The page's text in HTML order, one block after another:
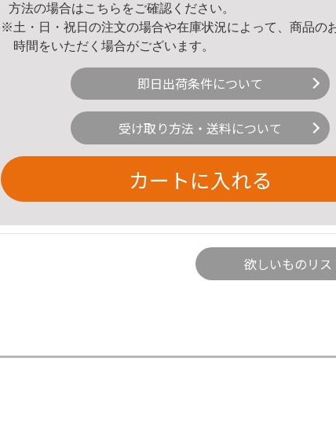
方法の場合はこちら をご確認ください。
※土・日・祝日の注文の場合や在庫状況によって、商品の
時間をいただく場合がございます。
即日出荷条件について
受け取り方法・送料について
カートに入れる
欲しいものリス